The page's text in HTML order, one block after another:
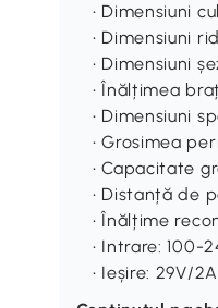
• Dimensiuni
• Dimensiuni
• Dimensiuni
• Înălțimea
• Dimensiuni
• Grosimea
• Capacitate
• Distanță de
• Înălțime
• Intrare: 100-
• Ieșire: 29V/